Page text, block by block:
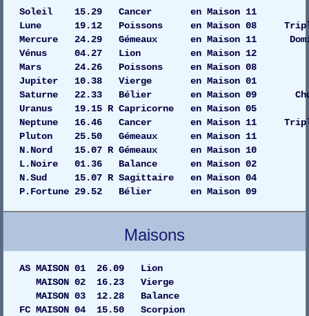
Soleil 15.29 Cancer en
Lune 19.12 Poissons en Maison 08
Mercure 24.29 Gémeaux en Maison 11
Vénus 04.27 Lion en
Mars 24.26 Poissons en
Jupiter 10.38 Vierge en
Saturne 22.33 Bélier en Maison 09
Uranus 19.15 R Capricorne en
Neptune 16.46 Cancer en Maison 11
Pluton 25.50 Gémeaux en
N.Nord 15.07 R Gémeaux en Maison 10
L.Noire 01.36 Balance en Maison 02
N.Sud 15.07 R Sagittaire en Maison 04
P.Fortune 29.52 Bélier en Maison 09
Maisons
AS MAISON 01 26.09 Lion
MAISON 02 16.23 Vierge
MAISON 03 12.28 Balance
FC MAISON 04 15.50 Scorpion